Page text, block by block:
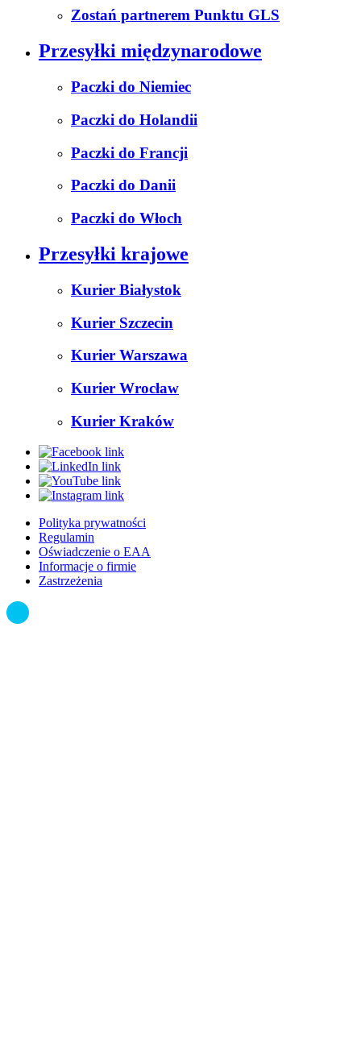
Zostań partnerem Punktu GLS
Przesyłki międzynarodowe
Paczki do Niemiec
Paczki do Holandii
Paczki do Francji
Paczki do Danii
Paczki do Włoch
Przesyłki krajowe
Kurier Białystok
Kurier Szczecin
Kurier Warszawa
Kurier Wrocław
Kurier Kraków
Polityka prywatności
Regulamin
Oświadczenie o EAA
Informacje o firmie
Zastrzeżenia